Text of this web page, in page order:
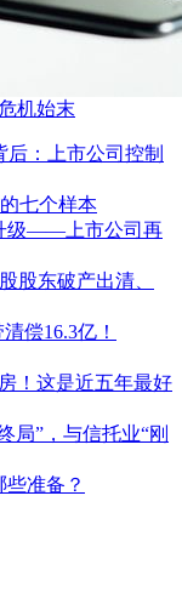
机始末
后：上市公司控制
七个样本
级——上市公司再
股东破产出清、
偿16.3亿！
！这是近五年最好
局”，与信托业“刚
准备？